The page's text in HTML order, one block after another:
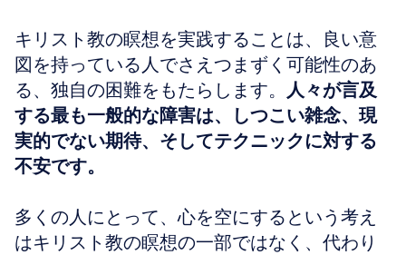
キリスト教の瞑想を実践することは、良い意
図を持っている人でさえつまずく可能性のあ
る、独自の困難をもたらします。 人々が言及
する最も一般的な障害は、しつこい雑念、現
実的でない期待、そしてテクニックに対する
不安です。
多くの人にとって、心を空にするという考え
はキリスト教の瞑想の一部ではなく、代わり